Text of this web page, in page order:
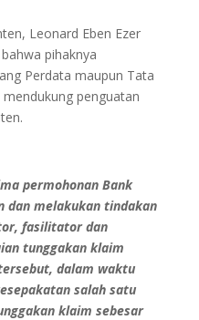
Leonard Eben Ezer
pihaknya
Perdata maupun Tata
penguatan
permohonan Bank
dan melakukan tindakan
fasilitator dan
tunggakan klaim
dalam waktu
salah satu
klaim sebesar